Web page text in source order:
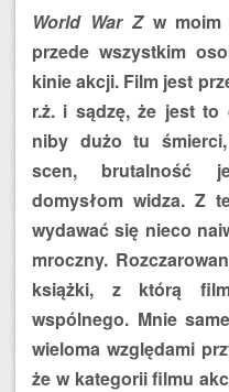
World War Zw moim
przede wszystkim
kinie akcji. Film jest
r.ż. i sądzę, że jest to
niby dużo tu
scen, brutalność
domysłom widza. Z
wydawać się nieco
mroczny.
książki, z którą
wspólnego. Mnie
wieloma względami
że w kategorii filmu